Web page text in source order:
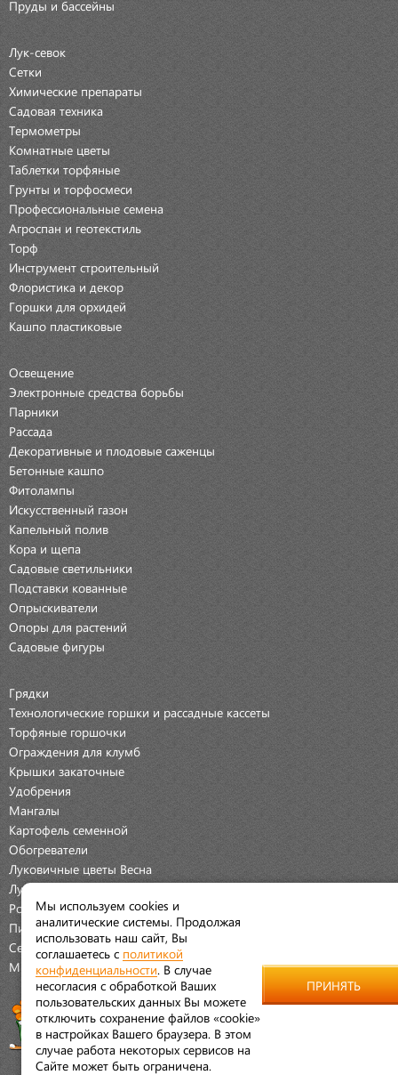
Пруды и бассейны
Лук-севок
Сетки
Химические препараты
Садовая техника
Термометры
Комнатные цветы
Таблетки торфяные
Грунты и торфосмеси
Профессиональные семена
Агроспан и геотекстиль
Торф
Инструмент строительный
Флористика и декор
Горшки для орхидей
Кашпо пластиковые
Освещение
Электронные средства борьбы
Парники
Рассада
Декоративные и плодовые саженцы
Бетонные кашпо
Фитолампы
Искусственный газон
Капельный полив
Кора и щепа
Садовые светильники
Подставки кованные
Опрыскиватели
Опоры для растений
Садовые фигуры
Грядки
Технологические горшки и рассадные кассеты
Торфяные горшочки
Ограждения для клумб
Крышки закаточные
Удобрения
Мангалы
Картофель семенной
Обогреватели
Луковичные цветы Весна
Луковичные цветы Осень
Розы
Пионы
Семена Овощей
Мраморная крошка
Мы используем cookies и
аналитические системы. Продолжая
использовать наш сайт, Вы
соглашаетесь с политикой
конфиденциальности . В случае
несогласия с обработкой Ваших
пользовательских данных Вы можете
отключить сохранение файлов «cookie»
в настройках Вашего браузера. В этом
случае работа некоторых сервисов на
Сайте может быть ограничена.
ПРИНЯТЬ